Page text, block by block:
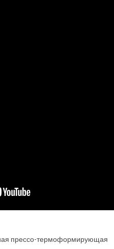
прессо-термоформирующая